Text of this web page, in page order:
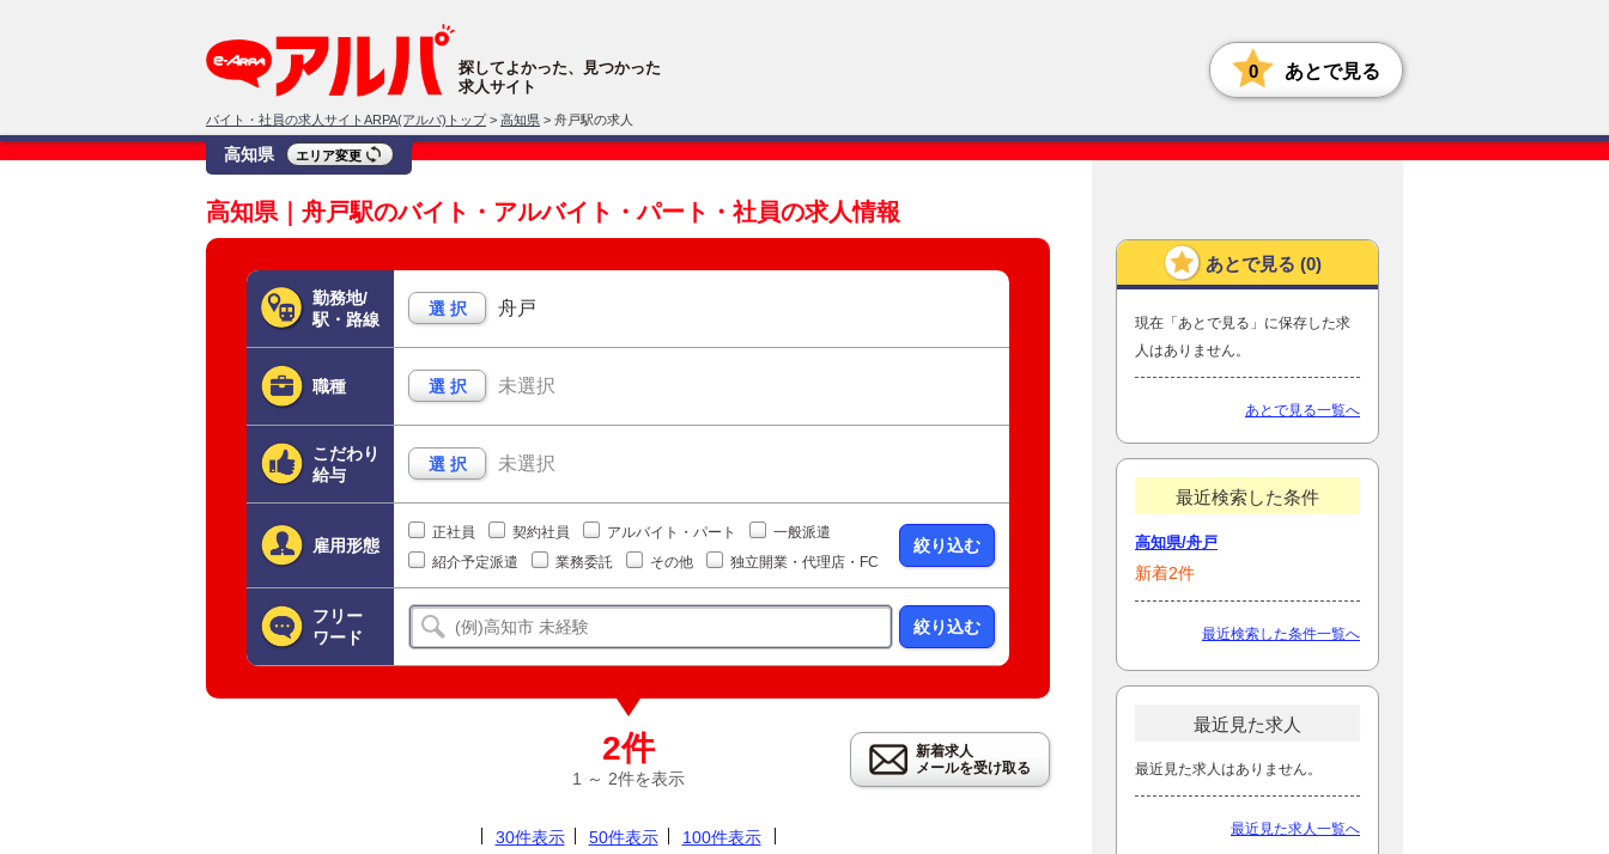
探してよかった、見つかった
求人サイト
バイト・社員の求人サイトARPA(アルパ)トップ > 高知県 > 舟戸駅の求人
0 あとで見る
高知県 エリア変更
高知県｜舟戸駅のバイト・アルバイト・パート・社員の求人情報
勤務地/
駅・路線
選 択 舟戸
職種 選 択 未選択
こだわり
給与
選 択 未選択
雇用形態
正社員 契約社員 アルバイト・パート
一般派遣
紹介予定派遣
業務委託 その他 独立開業・代理店・FC
絞り込む
フリー
ワード
絞り込む
2件
1 ～ 2件を表示
30件表示 50件表示 100件表示
新着求人
メールを受け取る
あとで見る (0)
現在「あとで見る」に保存した求
人はありません。
あとで見る一覧へ
最近検索した条件
高知県/舟戸
新着2件
最近検索した条件一覧へ
最近見た求人
最近見た求人はありません。
最近見た求人一覧へ